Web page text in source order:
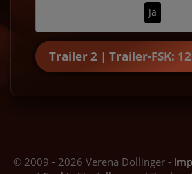
Ja
Trailer 2 | Trailer-FSK: 12
© 2009 - 2026 Verena Dollinger -